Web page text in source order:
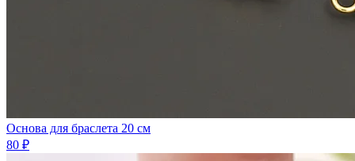
Основа для браслета 20 см
80 ₽